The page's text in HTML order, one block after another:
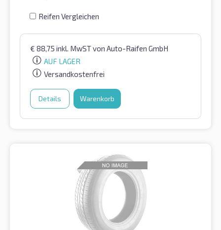
Reifen Vergleichen
€ 88,75 inkl. MwSTvon Auto-Raifen GmbH
AUF LAGER
Versandkostenfrei
Details Warenkorb